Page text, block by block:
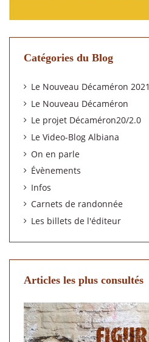
Catégories du Blog
Le Nouveau Décaméron 2021
Le Nouveau Décaméron
Le projet Décaméron20/2.0
Le Video-Blog Albiana
On en parle
Évènements
Infos
Carnets de randonnée
Les billets de l'éditeur
Articles les plus consultés